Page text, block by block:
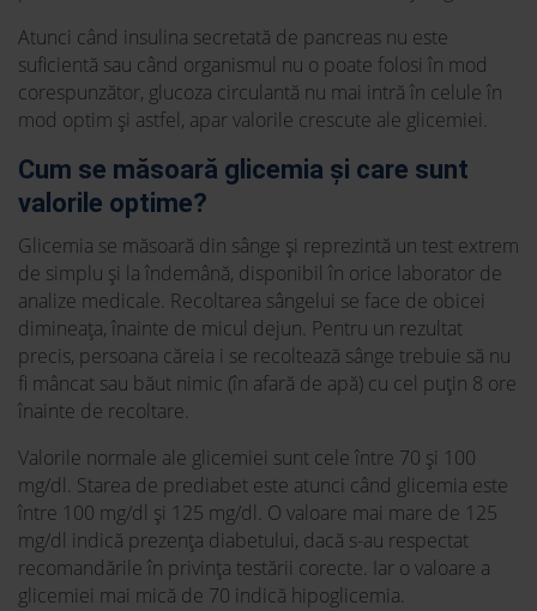
Atunci când insulina secretată de pancreas nu este
suficientă sau când organismul nu o poate folosi în mod
corespunzător, glucoza circulantă nu mai intră în celule în
mod optim și astfel, apar valorile crescute ale glicemiei.
Cum se măsoară glicemia și care sunt
valorile optime?
Glicemia se măsoară din sânge și reprezintă un test extrem
de simplu și la îndemână, disponibil în orice laborator de
analize medicale. Recoltarea sângelui se face de obicei
dimineața, înainte de micul dejun. Pentru un rezultat
precis, persoana căreia i se recoltează sânge trebuie să nu
fi mâncat sau băut nimic (în afară de apă) cu cel puțin 8 ore
înainte de recoltare.
Valorile normale ale glicemiei sunt cele între 70 și 100
mg/dl. Starea de prediabet este atunci când glicemia este
între 100 mg/dl și 125 mg/dl. O valoare mai mare de 125
mg/dl indică prezența diabetului, dacă s-au respectat
recomandările în privința testării corecte. Iar o valoare a
glicemiei mai mică de 70 indică hipoglicemia.